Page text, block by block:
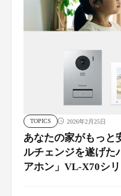
TOPICS 2026年2月25日
あなたの家がもっと
ルチェンジを遂げた
アホン」VL-X70シ